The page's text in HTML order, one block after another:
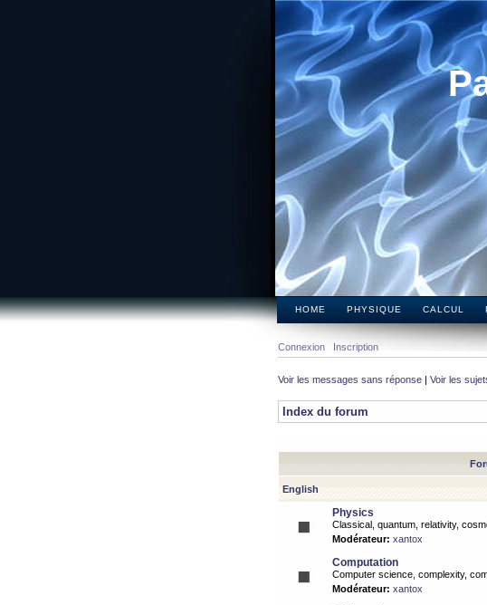
HOME PHYSIQUE CALCUL
Connexion Inscription
Voir les messages sans réponse | Voir les
Index du forum
English
Physics
Classical, quantum, relativity,
Modérateur: xantox
Computation
Computer science, complexity,
Modérateur: xantox